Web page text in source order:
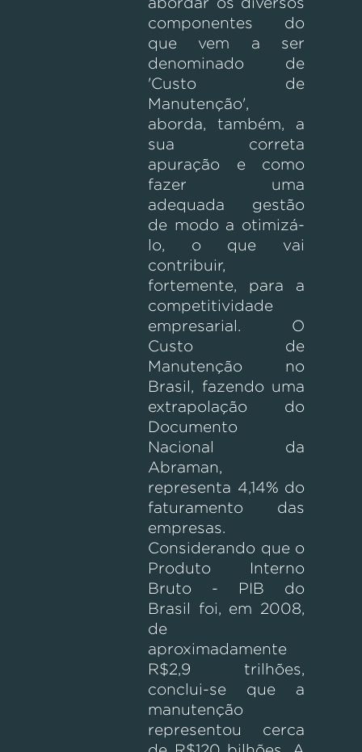
componentes do
que vem a ser
denominado de
'Custo de
Manutenção',
aborda, também, a
sua correta
apuração e como
fazer uma
adequada gestão
de modo a otimizá-
lo, o que vai
contribuir,
fortemente, para a
competitividade
empresarial. O
Custo de
Manutenção no
Brasil, fazendo uma
extrapolação do
Documento
Nacional da
Abraman,
representa 4,14% do
faturamento das
empresas.
Considerando que o
Produto Interno
Bruto - PIB do
Brasil foi, em 2008,
de
aproximadamente
R$2,9 trilhões,
conclui-se que a
manutenção
representou cerca